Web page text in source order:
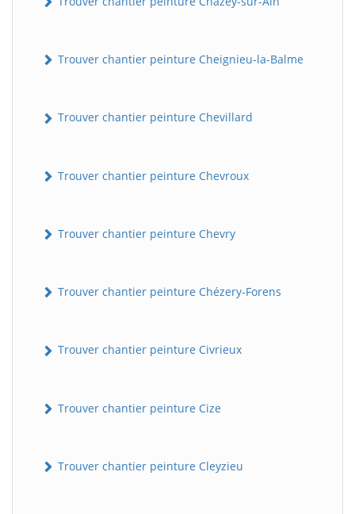
Trouver chantier peinture Cheignieu-la-Balme
Trouver chantier peinture Chevillard
Trouver chantier peinture Chevroux
Trouver chantier peinture Chevry
Trouver chantier peinture Chézery-Forens
Trouver chantier peinture Civrieux
Trouver chantier peinture Cize
Trouver chantier peinture Cleyzieu